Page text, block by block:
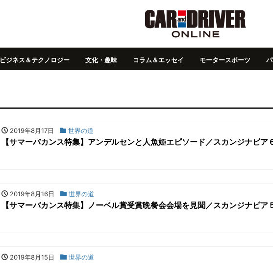
ビジネス＆テクノロジー 文化・趣味 コラム＆エッセイ モータースポーツ
2019年8月17日 世界の道
【サマーバカンス特集】アンデルセンと人魚姫エピソード／スカンジナビア
2019年8月16日 世界の道
【サマーバカンス特集】ノーベル賞受賞晩餐会会場を見聞／スカンジナビア
2019年8月15日 世界の道